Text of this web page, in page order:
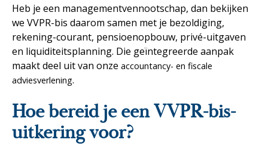
Heb je een managementvennootschap, dan bekijken
we VVPR-bis daarom samen met je bezoldiging,
rekening-courant, pensioenopbouw, privé-uitgaven
en liquiditeitsplanning. Die geïntegreerde aanpak
maakt deel uit van onze accountancy- en fiscale
adviesverlening.
Hoe bereid je een VVPR-bis-
uitkering voor?